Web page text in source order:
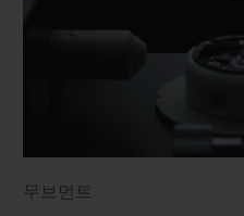
무브먼트